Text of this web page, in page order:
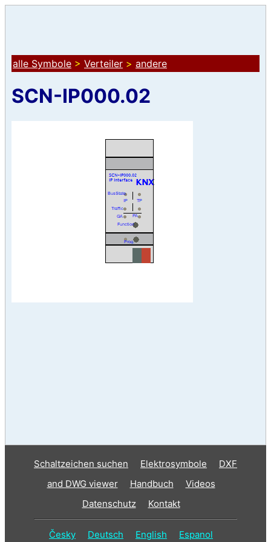
alle Symbole > Verteiler > andere
SCN-IP000.02
Schaltzeichen suchen Elektrosymbole
DXF
and DWG viewer
Handbuch
Videos
Datenschutz
Kontakt
Česky Deutsch English Espanol